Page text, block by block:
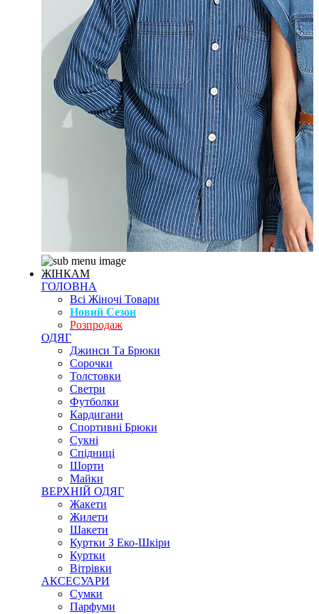
ЖІНКАМ
ГОЛОВНА
Всі Жіночі Товари
Новий Сезон
Розпродаж
ОДЯГ
Джинси Та Брюки
Сорочки
Толстовки
Светри
Футболки
Кардигани
Спортивні Брюки
Сукні
Спідниці
Шорти
Майки
ВЕРХНІЙ ОДЯГ
Жакети
Жилети
Шакети
Куртки З Еко-Шкіри
Куртки
Вітрівки
АКСЕСУАРИ
Сумки
Парфуми